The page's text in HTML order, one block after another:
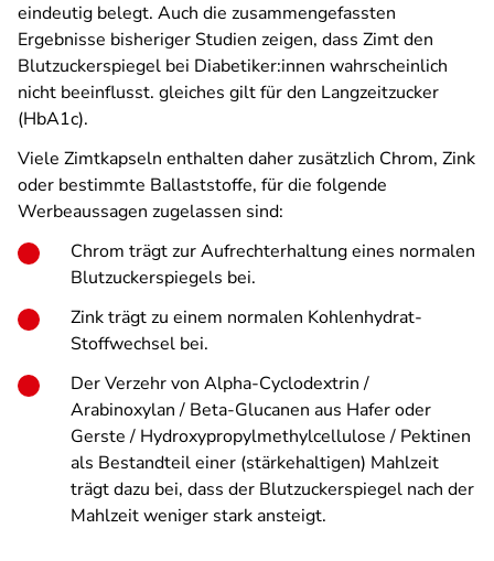
eindeutig belegt. Auch die zusammengefassten
Ergebnisse bisheriger Studien zeigen, dass Zimt den
Blutzuckerspiegel bei Diabetiker:innen wahrscheinlich
nicht beeinflusst. gleiches gilt für den Langzeitzucker
(HbA1c).
Viele Zimtkapseln enthalten daher zusätzlich Chrom, Zink
oder bestimmte Ballaststoffe, für die folgende
Werbeaussagen zugelassen sind:
Chrom trägt zur Aufrechterhaltung eines normalen
Blutzuckerspiegels bei.
Zink trägt zu einem normalen Kohlenhydrat-
Stoffwechsel bei.
Der Verzehr von Alpha-Cyclodextrin /
Arabinoxylan / Beta-Glucanen aus Hafer oder
Gerste / Hydroxypropylmethylcellulose / Pektinen
als Bestandteil einer (stärkehaltigen) Mahlzeit
trägt dazu bei, dass der Blutzuckerspiegel nach der
Mahlzeit weniger stark ansteigt.